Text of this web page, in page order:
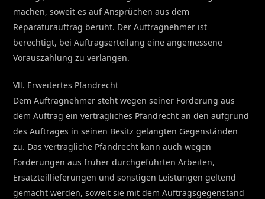
machen, soweit es auf Ansprüchen aus dem
Reparaturauftrag beruht. Der Auftragnehmer ist
berechtigt, bei Auftragserteilung eine angemessene
Vorauszahlung zu verlangen.
Vll. Erweitertes Pfandrecht
Dem Auftragnehmer steht wegen seiner Forderung aus
dem Auftrag ein vertragliches Pfandrecht an den aufgrund
des Auftrages in seinen Besitz gelangten Gegenständen
zu. Das vertragliche Pfandrecht kann auch wegen
Forderungen aus früher durchgeführten Arbeiten,
Ersatzteillieferungen und sonstigen Leistungen geltend
gemacht werden, soweit sie mit dem Auftragsgegenstand